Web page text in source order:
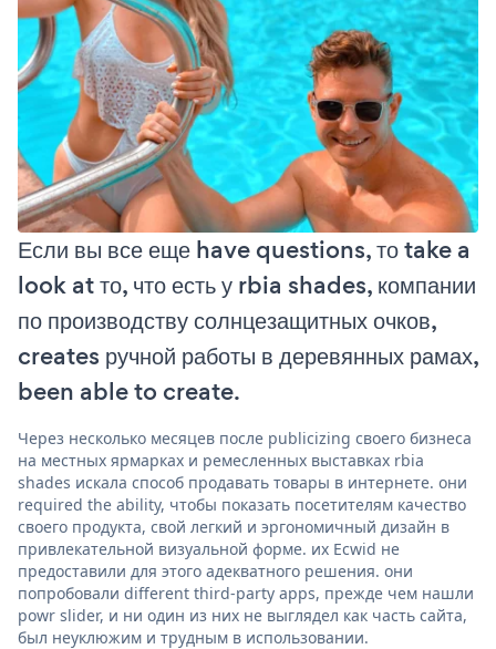
Если вы все еще have questions, то take a
look at то, что есть у rbia shades, компании
по производству солнцезащитных очков,
creates ручной работы в деревянных рамах,
been able to create.
Через несколько месяцев после publicizing своего бизнеса
на местных ярмарках и ремесленных выставках rbia
shades искала способ продавать товары в интернете. они
required the ability, чтобы показать посетителям качество
своего продукта, свой легкий и эргономичный дизайн в
привлекательной визуальной форме. их Ecwid не
предоставили для этого адекватного решения. они
попробовали different third-party apps, прежде чем нашли
powr slider, и ни один из них не выглядел как часть сайта,
был неуклюжим и трудным в использовании.